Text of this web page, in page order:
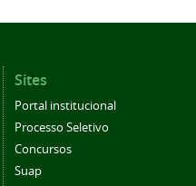
Sites
Portal institucional
Processo Seletivo
Concursos
Suap